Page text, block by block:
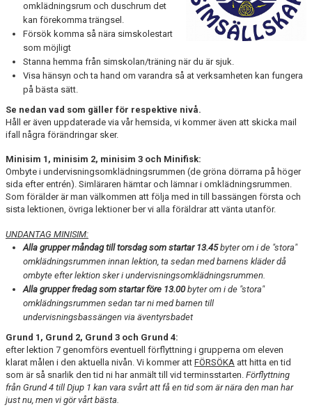
PM FÖR TÄVLINGAR OCH LÄGER
PRIVATLEKTIONER
BOKNING SIMSKOLA
WEBSHOP
omklädningsrum och duschrum det
kan förekomma trängsel.
Försök komma så nära simskolestart
som möjligt
Stanna hemma från simskolan/träning när du är sjuk.
Visa hänsyn och ta hand om varandra så at verksamheten kan fungera
på bästa sätt.
Se nedan vad som gäller för respektive nivå.
Håll er även uppdaterade via vår hemsida, vi kommer även att skicka mail
ifall några förändringar sker.
Minisim 1, minisim 2, minisim 3 och Minifisk:
Ombyte i undervisningsomklädningsrummen (de gröna dörrarna på höger
sida efter entrén). Simläraren hämtar och lämnar i omklädningsrummen.
Som förälder är man välkommen att följa med in till bassängen första och
sista lektionen, övriga lektioner ber vi alla föräldrar att vänta utanför.
UNDANTAG MINISIM:
Alla grupper måndag till torsdag som startar 13.45byter om i de "stora"
omklädningsrummen innan lektion, ta sedan med barnens kläder då
ombyte efter lektion sker i undervisningsomklädningsrummen.
Alla grupper fredag som startar före 13.00byter om i de "stora"
omklädningsrummen sedan tar ni med barnen till
undervisningsbassängen via äventyrsbadet
Grund 1, Grund 2, Grund 3 och Grund 4:
efter lektion 7 genomförs eventuell förflyttning i grupperna om eleven
klarat målen i den aktuella nivån. Vi kommer att FÖRSÖKA att hitta en tid
som är så snarlik den tid ni har anmält till vid terminsstarten. Förflyttning
från Grund 4 till Djup 1 kan vara svårt att få en tid som är nära den man har
just nu, men vi gör vårt bästa.